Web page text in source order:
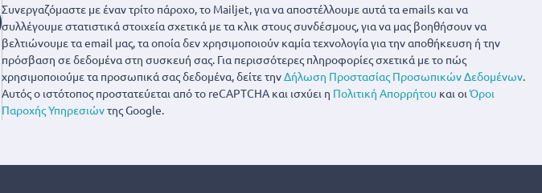
Συνεργαζόμαστε με έναν τρίτο πάροχο, το Mailjet, για να αποστέλλουμε αυτά τα emails και να
συλλέγουμε στατιστικά στοιχεία σχετικά με τα κλικ στους συνδέσμους, για να μας βοηθήσουν να
βελτιώνουμε τα email μας, τα οποία δεν χρησιμοποιούν καμία τεχνολογία για την αποθήκευση ή την
πρόσβαση σε δεδομένα στη συσκευή σας. Για περισσότερες πληροφορίες σχετικά με το πώς
χρησιμοποιούμε τα προσωπικά σας δεδομένα, δείτε τηνΔήλωση Προστασίας Προσωπικών Δεδομένων.
Αυτός ο ιστότοπος προστατεύεται από το reCAPTCHA και ισχύει η Πολιτική Απορρήτου και οιΌροι
Παροχής Υπηρεσιώντης Google.